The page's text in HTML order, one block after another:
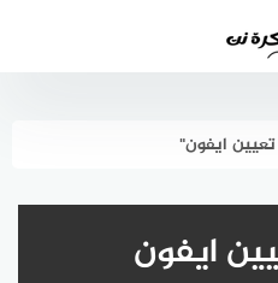
تعيين ايفون"
ايفون